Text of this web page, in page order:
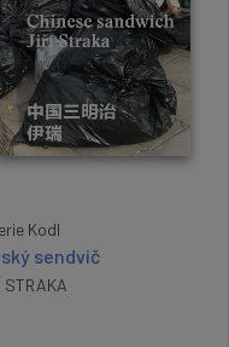
Kodl
sendvič
STRAKA